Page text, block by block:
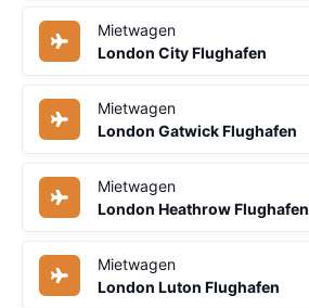
Mietwagen
London City Flughafen
Mietwagen
London Gatwick Flughafen
Mietwagen
London Heathrow Flughafen
Mietwagen
London Luton Flughafen